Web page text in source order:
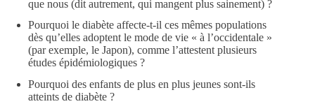
que nous (dit autrement, qui mangent plus sainement) ?
Pourquoi le diabète affecte-t-il ces mêmes populations
dès qu’elles adoptent le mode de vie « à l’occidentale »
(par exemple, le Japon), comme l’attestent plusieurs
études épidémiologiques ?
Pourquoi des enfants de plus en plus jeunes sont-ils
atteints de diabète ?